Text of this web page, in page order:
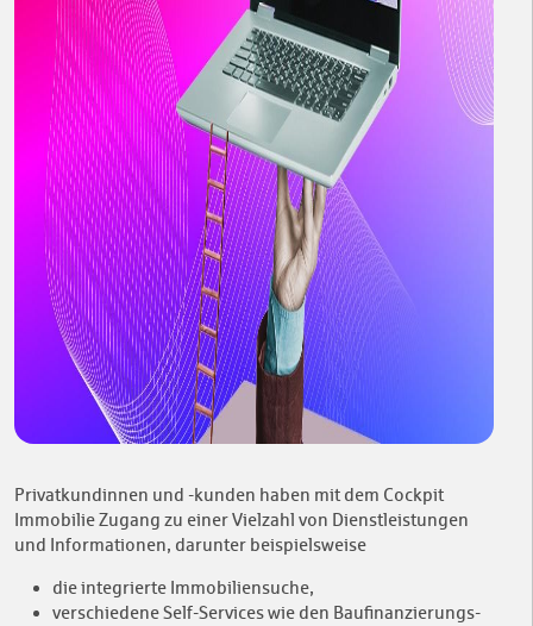
Privatkundinnen und -kunden haben mit dem Cockpit
Immobilie Zugang zu einer Vielzahl von Dienstleistungen
und Informationen, darunter beispielsweise
die integrierte Immobiliensuche,
verschiedene Self-Services wie den Baufinanzierungs-